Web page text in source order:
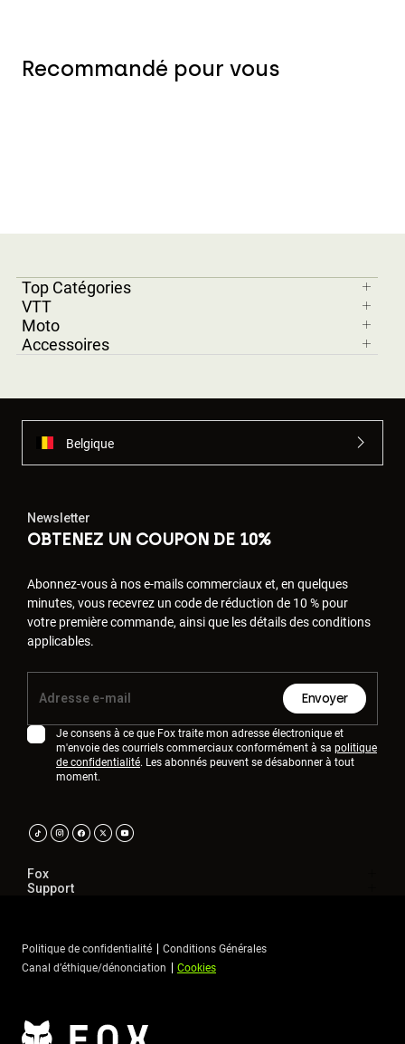
Recommandé pour vous
Top Catégories
VTT
Moto
Accessoires
Belgique
Newsletter
OBTENEZ UN COUPON DE 10%
Abonnez-vous à nos e-mails commerciaux et, en quelques
minutes, vous recevrez un code de réduction de 10 % pour
votre première commande, ainsi que les détails des conditions
applicables.
Envoyer
Je consens à ce que Fox traite mon adresse électronique et
m'envoie des courriels commerciaux conformément à sa politique
de confidentialité. Les abonnés peuvent se désabonner à tout
moment.
Fox
Support
Politique de confidentialité
Conditions Générales
Canal d’éthique/dénonciation
Cookies